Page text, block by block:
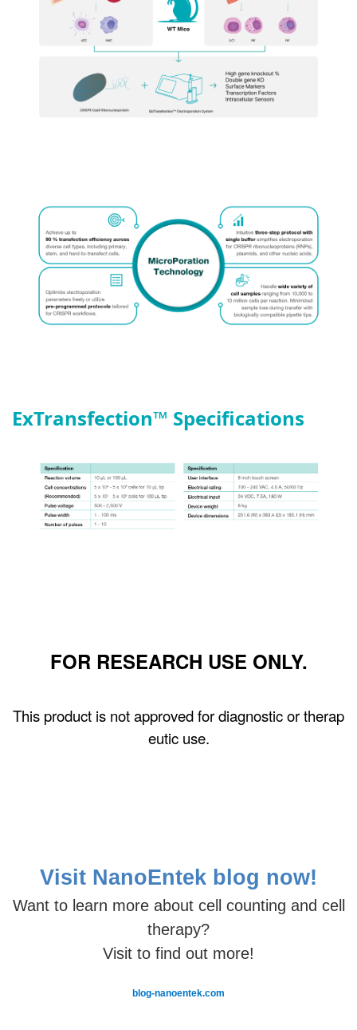
ExTransfection™ Specifications
FOR RESEARCH USE ONLY.
This product is not approved for diagnostic or therap
eutic use.
Visit NanoEntek blog now!
Want to learn more about cell counting and cell
therapy?
Visit to find out more!
blog-nanoentek.com